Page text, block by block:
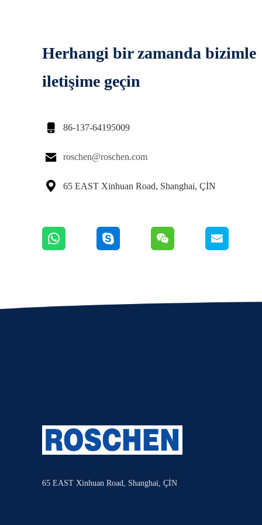
Herhangi bir zamanda bizimle
iletişime geçin
 86-137-64195009
 roschen@roschen.com
 65 EAST Xinhuan Road, Shanghai, ÇİN
65 EAST Xinhuan Road, Shanghai, ÇİN